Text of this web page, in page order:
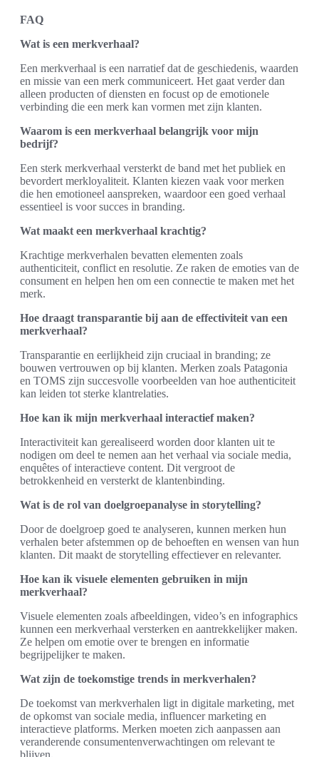
FAQ
Wat is een merkverhaal?
Een merkverhaal is een narratief dat de geschiedenis, waarden
en missie van een merk communiceert. Het gaat verder dan
alleen producten of diensten en focust op de emotionele
verbinding die een merk kan vormen met zijn klanten.
Waarom is een merkverhaal belangrijk voor mijn
bedrijf?
Een sterk merkverhaal versterkt de band met het publiek en
bevordert merkloyaliteit. Klanten kiezen vaak voor merken
die hen emotioneel aanspreken, waardoor een goed verhaal
essentieel is voor succes in branding.
Wat maakt een merkverhaal krachtig?
Krachtige merkverhalen bevatten elementen zoals
authenticiteit, conflict en resolutie. Ze raken de emoties van de
consument en helpen hen om een connectie te maken met het
merk.
Hoe draagt transparantie bij aan de effectiviteit van een
merkverhaal?
Transparantie en eerlijkheid zijn cruciaal in branding; ze
bouwen vertrouwen op bij klanten. Merken zoals Patagonia
en TOMS zijn succesvolle voorbeelden van hoe authenticiteit
kan leiden tot sterke klantrelaties.
Hoe kan ik mijn merkverhaal interactief maken?
Interactiviteit kan gerealiseerd worden door klanten uit te
nodigen om deel te nemen aan het verhaal via sociale media,
enquêtes of interactieve content. Dit vergroot de
betrokkenheid en versterkt de klantenbinding.
Wat is de rol van doelgroepanalyse in storytelling?
Door de doelgroep goed te analyseren, kunnen merken hun
verhalen beter afstemmen op de behoeften en wensen van hun
klanten. Dit maakt de storytelling effectiever en relevanter.
Hoe kan ik visuele elementen gebruiken in mijn
merkverhaal?
Visuele elementen zoals afbeeldingen, video’s en infographics
kunnen een merkverhaal versterken en aantrekkelijker maken.
Ze helpen om emotie over te brengen en informatie
begrijpelijker te maken.
Wat zijn de toekomstige trends in merkverhalen?
De toekomst van merkverhalen ligt in digitale marketing, met
de opkomst van sociale media, influencer marketing en
interactieve platforms. Merken moeten zich aanpassen aan
veranderende consumentenverwachtingen om relevant te